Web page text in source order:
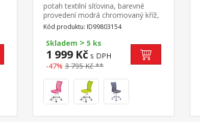
potah textilní síťovina, barevné
provedení modrá chromovaný kříž,
nastavitelná výška 89-99 cm
Kód produktu: ID99803154
Skladem > 5 ks
1 999 Kč s DPH
-47% 3 795 Kč **